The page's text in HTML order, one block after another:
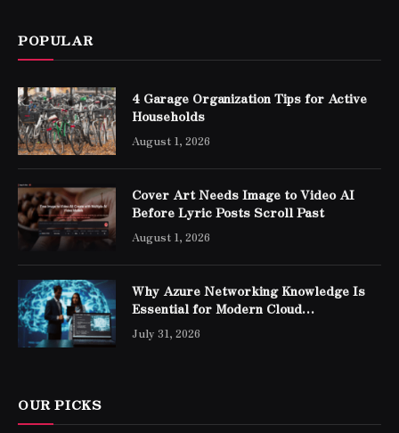
POPULAR
4 Garage Organization Tips for Active
Households
August 1, 2026
Cover Art Needs Image to Video AI
Before Lyric Posts Scroll Past
August 1, 2026
Why Azure Networking Knowledge Is
Essential for Modern Cloud
Professionals
July 31, 2026
OUR PICKS